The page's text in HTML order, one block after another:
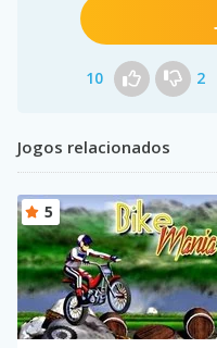
10 2
Jogos relacionados
5